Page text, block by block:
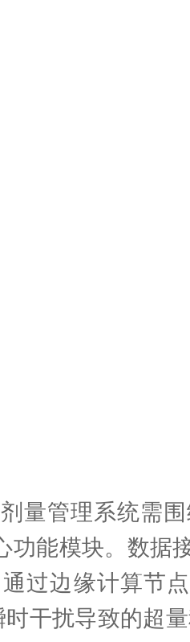
管理系统需围
功能模块。数据
过边缘计算节
干扰导致的超